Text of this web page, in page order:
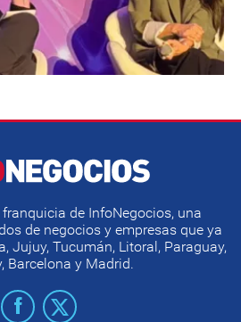
de InfoNegocios, una
de negocios y empresas que ya
Jujuy, Tucumán, Litoral, Paraguay,
Barcelona y Madrid.